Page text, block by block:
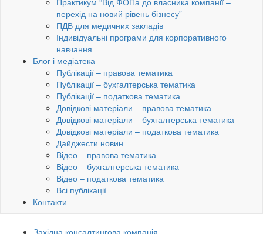
перехід на новий рівень бізнесу”
ПДВ для медичних закладів
Індивідуальні програми для корпоративного
навчання
Блог і медіатека
Публікації – правова тематика
Публікації – бухгалтерська тематика
Публікації – податкова тематика
Довідкові матеріали – правова тематика
Довідкові матеріали – бухгалтерська тематика
Довідкові матеріали – податкова тематика
Дайджести новин
Відео – правова тематика
Відео – бухгалтерська тематика
Відео – податкова тематика
Всі публікації
Контакти